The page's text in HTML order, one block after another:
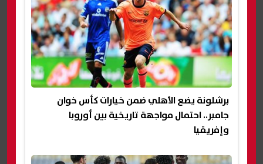
برشلونة يضع الأهلي ضمن خيارات كأس خوان
جامبر.. احتمال مواجهة تاريخية بين أوروبا
وإفريقيا